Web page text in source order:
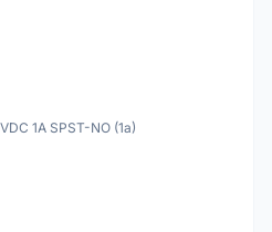
1A SPST-NO (1a)